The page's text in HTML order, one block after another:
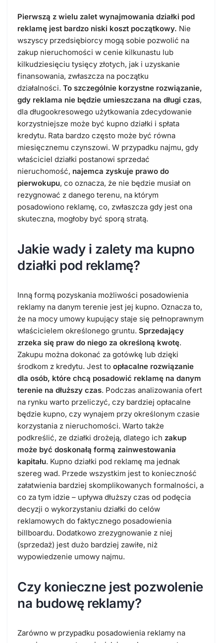
Pierwszą z wielu zalet wynajmowania działki pod
reklamę jest bardzo niski koszt początkowy. Nie
wszyscy przedsiębiorcy mogą sobie pozwolić na
zakup nieruchomości w cenie kilkunastu lub
kilkudziesięciu tysięcy złotych, jak i uzyskanie
finansowania, zwłaszcza na początku
działalności. To szczególnie korzystne rozwiązanie,
gdy reklama nie będzie umieszczana na długi czas,
dla długookresowego użytkowania zdecydowanie
korzystniejsze może być kupno działki i spłata
kredytu. Rata bardzo często może być równa
miesięcznemu czynszowi. W przypadku najmu, gdy
właściciel działki postanowi sprzedać
nieruchomość, najemca zyskuje prawo do
pierwokupu, co oznacza, że nie będzie musiał on
rezygnować z danego terenu, na którym
posadowiono reklamę, co, zwłaszcza gdy jest ona
skuteczna, mogłoby być sporą stratą.
Jakie wady i zalety ma kupno
działki pod reklamę?
Inną formą pozyskania możliwości posadowienia
reklamy na danym terenie jest jej kupno. Oznacza to,
że na mocy umowy kupujący staje się pełnoprawnym
właścicielem określonego gruntu. Sprzedający
zrzeka się praw do niego za określoną kwotę.
Zakupu można dokonać za gotówkę lub dzięki
środkom z kredytu. Jest to opłacalne rozwiązanie
dla osób, które chcą posadowić reklamę na danym
terenie na dłuższy czas. Podczas analizowania ofert
na rynku warto przeliczyć, czy bardziej opłacalne
będzie kupno, czy wynajem przy określonym czasie
korzystania z nieruchomości. Warto także
podkreślić, ze działki drożeją, dlatego ich zakup
może być doskonałą formą zainwestowania
kapitału. Kupno działki pod reklamę ma jednak
szereg wad. Przede wszystkim jest to konieczność
załatwienia bardziej skomplikowanych formalności, a
co za tym idzie – upływa dłuższy czas od podęcia
decyzji o wykorzystaniu działki do celów
reklamowych do faktycznego posadowienia
billboardu. Dodatkowo zrezygnowanie z niej
(sprzedaż) jest dużo bardziej zawiłe, niż
wypowiedzenie umowy najmu.
Czy konieczne jest pozwolenie
na budowę reklamy?
Zarówno w przypadku posadowienia reklamy na